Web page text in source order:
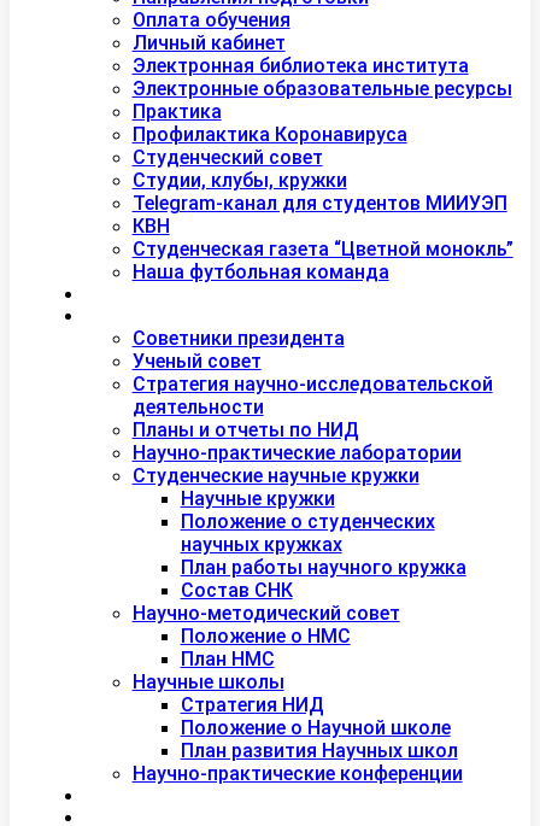
Оплата обучения
Личный кабинет
Электронная библиотека института
Электронные образовательные ресурсы
Практика
Профилактика Коронавируса
Студенческий совет
Студии, клубы, кружки
Telegram-канал для студентов МИИУЭП
КВН
Студенческая газета “Цветной монокль”
Наша футбольная команда
Советники президента
Ученый совет
Стратегия научно-исследовательской
деятельности
Планы и отчеты по НИД
Научно-практические лаборатории
Студенческие научные кружки
Научные кружки
Положение о студенческих
научных кружках
План работы научного кружка
Состав СНК
Научно-методический совет
Положение о НМС
План НМС
Научные школы
Стратегия НИД
Положение о Научной школе
План развития Научных школ
Научно-практические конференции